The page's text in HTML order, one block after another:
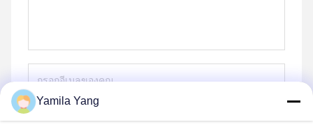
Yamila Yang